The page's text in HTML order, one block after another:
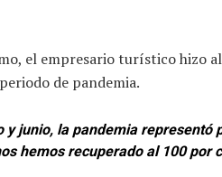
el empresario turístico hizo
de pandemia.
junio, la pandemia
hemos recuperado al 100 por